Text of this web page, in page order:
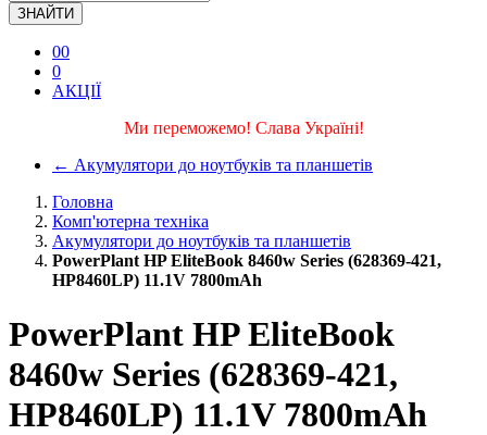
ЗНАЙТИ
00
0
АКЦІЇ
Ми переможемо! Слава Україні!
← Акумулятори до ноутбуків та планшетів
Головна
Комп'ютерна техніка
Акумулятори до ноутбуків та планшетів
PowerPlant HP EliteBook 8460w Series (628369-421,
HP8460LP) 11.1V 7800mAh
PowerPlant HP EliteBook
8460w Series (628369-421,
HP8460LP) 11.1V 7800mAh